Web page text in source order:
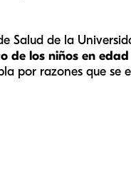
Salud de la
de los niños en edad
por razones que se